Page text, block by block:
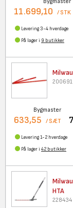
11.699,10 / STK
Levering 3-4 hverdage
På lager i 9 butikker
200691
Bygmaster
633,55 / SÆT
Levering 1-2 hverdage
På lager i 42 butikker
HTA
228434